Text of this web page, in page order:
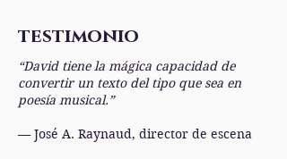
testimonio
“David tiene la mágica capacidad de
convertir un texto del tipo que sea en
poesía musical.”
— José A. Raynaud, director de escena